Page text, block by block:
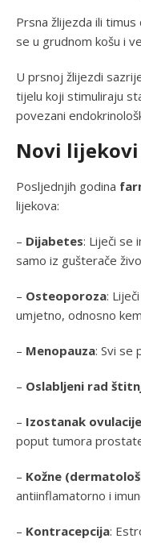
Prsna žlijezda ili
se u grudnom košu i
U prsnoj žlijezdi
tijelu koji stimuliraju
povezani
Novi lijekovi
Posljednjih godina
lijekova:
– Dijabetes: Liječi se
samo iz gušterače
– Osteoporoza:
umjetno, odnosno
– Menopauza: Svi se
– Oslabljeni rad
– Izostanak ovulacije
poput tumora
– Kožne
antiinflamatorno i
– Kontracepcija: